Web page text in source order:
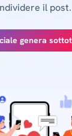
il post.
genera